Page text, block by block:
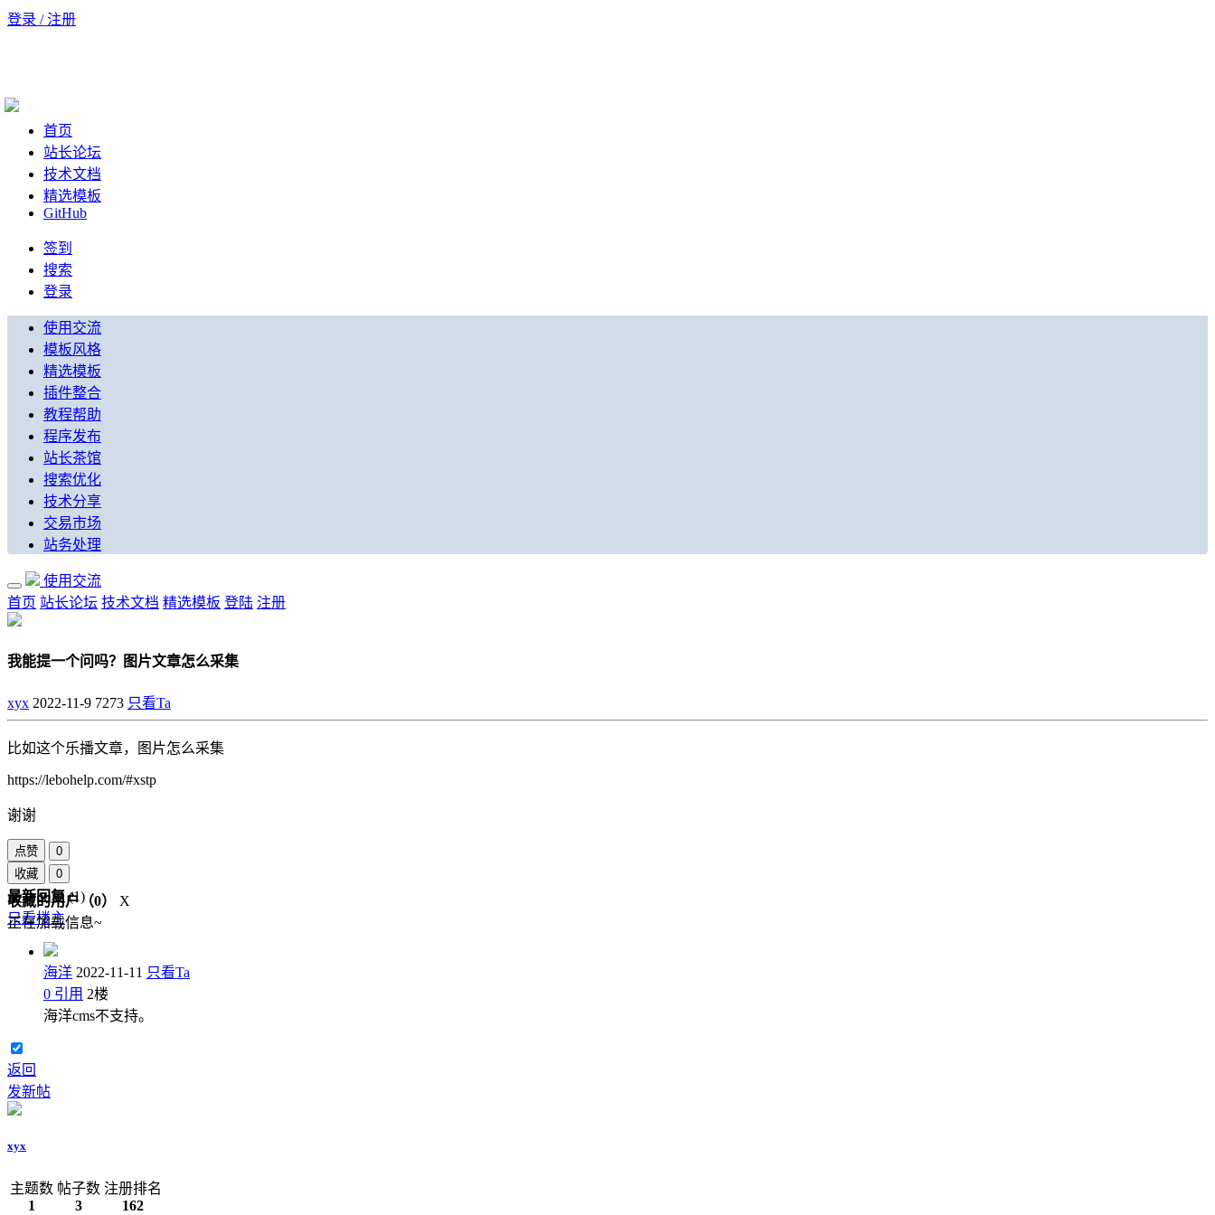
登录 / 注册
首页
站长论坛
技术文档
精选模板
GitHub
签到
搜索
登录
使用交流
模板风格
精选模板
插件整合
教程帮助
程序发布
站长茶馆
搜索优化
技术分享
交易市场
站务处理
使用交流
首页 站长论坛 技术文档 精选模板 登陆 注册
我能提一个问吗？图片文章怎么采集
xyx 2022-11-9 7273 只看Ta
比如这个乐播文章，图片怎么采集
https://lebohelp.com/#xstp
谢谢
点赞
0
收藏
0
收藏的用户（0）
X
正在加载信息~
最新回复(1)
只看楼主
海洋 2022-11-11 只看Ta
0 引用 2楼
海洋cms不支持。
返回
发新帖
xyx
主题数
1
帖子数
3
注册排名
162